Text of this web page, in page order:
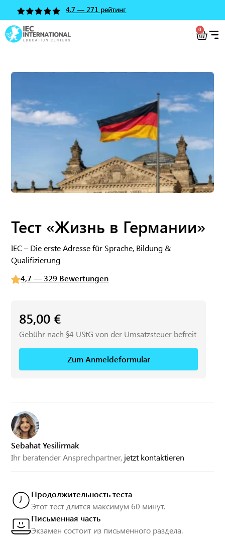
4.7 — 271 рейтинг
0
Sebahat Yesilirmak
Ihr beratender Ansprechpartner, jetzt kontaktieren
Продолжительность теста
Этот тест длится максимум 60 минут.
Письменная часть
Экзамен состоит из письменного раздела.
Тест «Жизнь в Германии»
IEC – Die erste Adresse für Sprache, Bildung &
Qualifizierung
4,7 — 329 Bewertungen
85,00 €
Gebühr nach §4 UStG von der Umsatzsteuer befreit
Zum Anmeldeformular